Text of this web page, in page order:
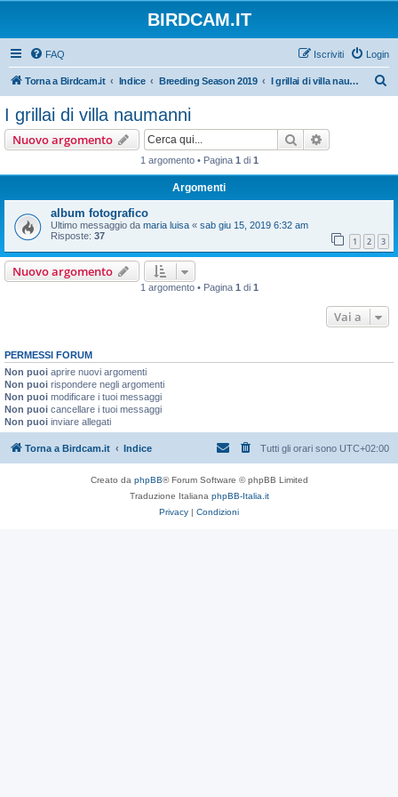
BIRDCAM.IT
FAQ Login
Iscriviti
Torna a Birdcam.it Indice Breeding Season 2019 I grillai di villa naumanni
I grillai di villa naumanni
Nuovo argomento Cerca
1 argomento • Pagina 1 di 1
Argomenti
album fotografico
Ultimo messaggio da maria luisa « sab giu 15, 2019 6:32 am
Risposte: 37 1 2 3
Nuovo argomento
1 argomento • Pagina 1 di 1
Vai a
PERMESSI FORUM
Non puoi aprire nuovi argomenti
Non puoi rispondere negli argomenti
Non puoi modificare i tuoi messaggi
Non puoi cancellare i tuoi messaggi
Non puoi inviare allegati
Torna a Birdcam.it Indice Tutti gli orari sono UTC+02:00
Creato da phpBB® Forum Software © phpBB Limited
Traduzione Italiana phpBB-Italia.it
Privacy | Condizioni